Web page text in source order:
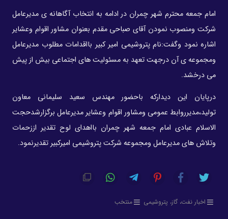
امام جمعه محترم شهر چمران در ادامه به انتخاب آگاهانه ی مدیرعامل
شرکت ومنصوب نمودن آقای صباحی مقدم بعنوان مشاور اقوام وعشایر
اشاره نمود وگفت:نام پتروشیمی امیر کبیر بااقدامات مطلوب مدیرعامل
ومجموعه ی آن درجهت تعهد به مسئولیت های اجتماعی بیش از پیش
می درخشد.
درپایان این دیدارکه باحضور مهندس سعید سلیمانی معاون
تولید،مدیرروابط عمومی ومشاور اقوام وعشایر مدیرعامل برگزارشدحجت
الاسلام عبادی امام جمعه شهر چمران بااهدای لوح تقدیر اززحمات
وتلاش های مدیرعامل ومجموعه شرکت پتروشیمی امیرکبیر تقدیرنمود.
اخبار نفت، گاز، پتروشیمی منتخب